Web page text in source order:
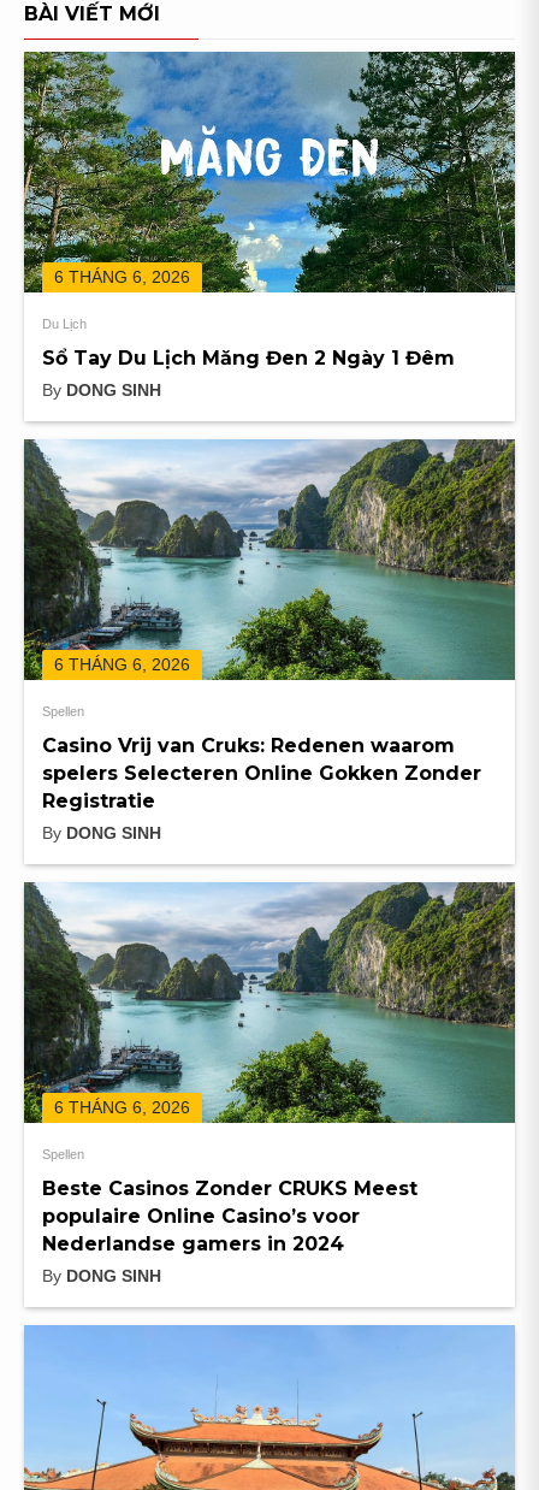
BÀI VIẾT MỚI
6 THÁNG 6, 2026
Du Lịch
Sổ Tay Du Lịch Măng Đen 2 Ngày 1 Đêm
By DONG SINH
6 THÁNG 6, 2026
Spellen
Casino Vrij van Cruks: Redenen waarom
spelers Selecteren Online Gokken Zonder
Registratie
By DONG SINH
6 THÁNG 6, 2026
Spellen
Beste Casinos Zonder CRUKS Meest
populaire Online Casino’s voor
Nederlandse gamers in 2024
By DONG SINH